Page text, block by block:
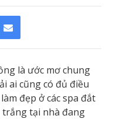
là ước mơ chung
ai cũng có đủ điều
đẹp ở các spa đắt
trắng tại nhà đang